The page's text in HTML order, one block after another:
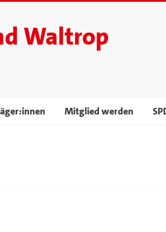
Waltrop
Mitglied werden